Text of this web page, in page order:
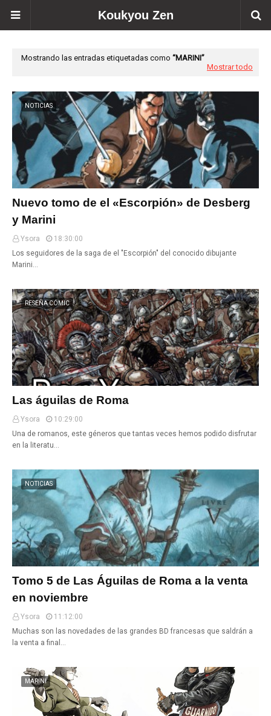
Koukyou Zen
Mostrando las entradas etiquetadas como
MARINI
Mostrar todo
NOTICIAS
Nuevo tomo de el «Escorpión» de Desberg
y Marini
Ysora
18:30:00
Los seguidores de la saga de el "Escorpión" del conocido dibujante
Marini…
RESEÑA CÓMIC
Las águilas de Roma
Ysora
10:29:00
Una de romanos, este géneros que tantas veces hemos podido disfrutar
en la literatu…
NOTICIAS
Tomo 5 de Las Águilas de Roma a la venta
en noviembre
Ysora
11:12:00
Muchas son las novedades de las grandes BD francesas que saldrán a
la venta a final…
MARINI